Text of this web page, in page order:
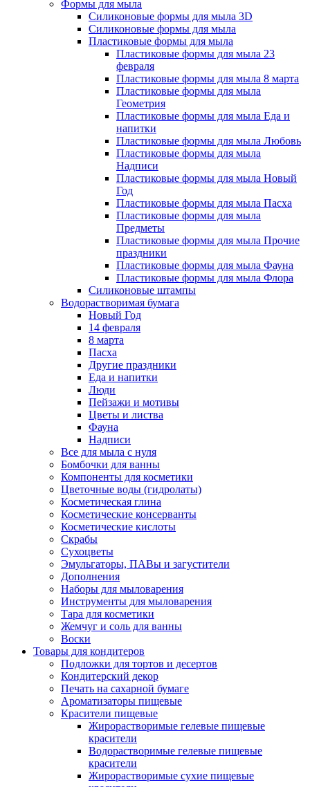
Формы для мыла
Силиконовые формы для мыла 3D
Силиконовые формы для мыла
Пластиковые формы для мыла
Пластиковые формы для мыла 23
февраля
Пластиковые формы для мыла 8 марта
Пластиковые формы для мыла
Геометрия
Пластиковые формы для мыла Еда и
напитки
Пластиковые формы для мыла Любовь
Пластиковые формы для мыла
Надписи
Пластиковые формы для мыла Новый
Год
Пластиковые формы для мыла Пасха
Пластиковые формы для мыла
Предметы
Пластиковые формы для мыла Прочие
праздники
Пластиковые формы для мыла Фауна
Пластиковые формы для мыла Флора
Силиконовые штампы
Водорастворимая бумага
Новый Год
14 февраля
8 марта
Пасха
Другие праздники
Еда и напитки
Люди
Пейзажи и мотивы
Цветы и листва
Фауна
Надписи
Все для мыла с нуля
Бомбочки для ванны
Компоненты для косметики
Цветочные воды (гидролаты)
Косметическая глина
Косметические консерванты
Косметические кислоты
Скрабы
Сухоцветы
Эмульгаторы, ПАВы и загустители
Дополнения
Наборы для мыловарения
Инструменты для мыловарения
Тара для косметики
Жемчуг и соль для ванны
Воски
Товары для кондитеров
Подложки для тортов и десертов
Кондитерский декор
Печать на сахарной бумаге
Ароматизаторы пищевые
Красители пищевые
Жирорастворимые гелевые пищевые
красители
Водорастворимые гелевые пищевые
красители
Жирорастворимые сухие пищевые